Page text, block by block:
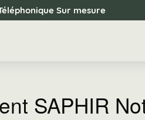
Sur mesure
SAPHIR